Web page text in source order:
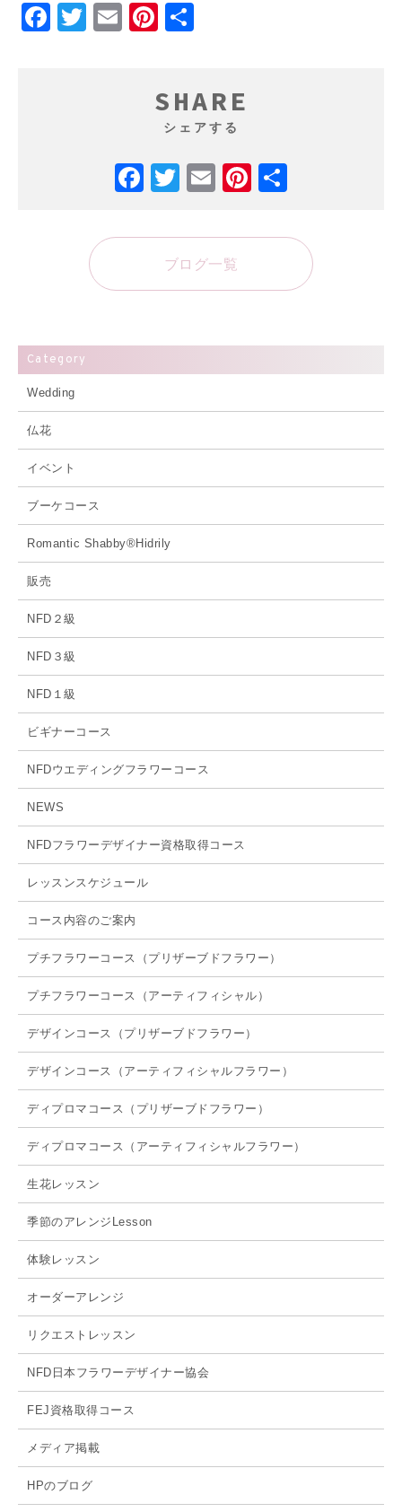
Facebook
Twitter
EmailPinterest
SHARE
シェアする
Facebook
Twitter
EmailPinterest
ブログ一覧
Category
Wedding
仏花
イベント
ブーケコース
Romantic Shabby®Hidrily
販売
NFD２級
NFD３級
NFD１級
ビギナーコース
NFDウエディングフラワーコース
NEWS
NFDフラワーデザイナー資格取得コース
レッスンスケジュール
コース内容のご案内
プチフラワーコース（プリザーブドフラワー）
プチフラワーコース（アーティフィシャル）
デザインコース（プリザーブドフラワー）
デザインコース（アーティフィシャルフラワー）
ディプロマコース（プリザーブドフラワー）
ディプロマコース（アーティフィシャルフラワー）
生花レッスン
季節のアレンジLesson
体験レッスン
オーダーアレンジ
リクエストレッスン
NFD日本フラワーデザイナー協会
FEJ資格取得コース
メディア掲載
HPのブログ